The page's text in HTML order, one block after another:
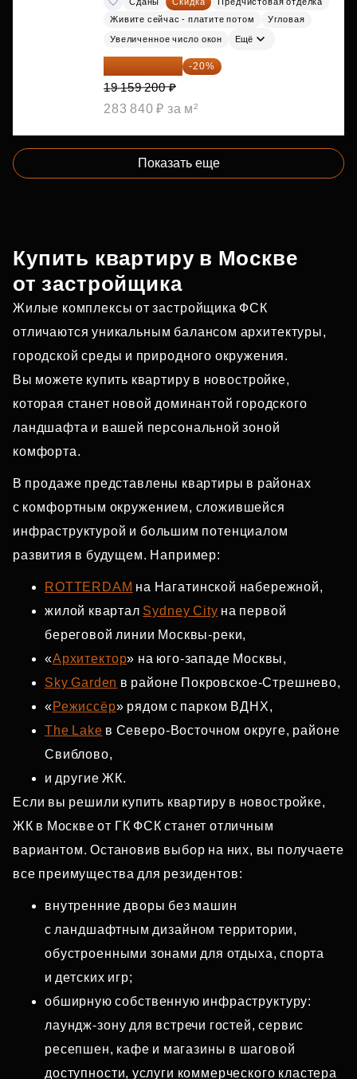
Живите сейчас - платите потом
Угловая
Увеличенное число окон Ещё
15 327 360 ₽ -20%
19 159 200 ₽
283 840 ₽ за м²
Показать еще
Купить квартиру в Москве
от застройщика
Жилые комплексы от застройщика ФСК
отличаются уникальным балансом архитектуры,
городской среды и природного окружения.
Вы можете купить квартиру в новостройке,
которая станет новой доминантой городского
ландшафта и вашей персональной зоной
комфорта.
В продаже представлены квартиры в районах
с комфортным окружением, сложившейся
инфраструктурой и большим потенциалом
развития в будущем. Например:
ROTTERDAM на Нагатинской набережной,
жилой квартал Sydney City на первой
береговой линии Москвы‑реки,
«Архитектор» на юго‑западе Москвы,
Sky Garden в районе Покровское‑Стрешнево,
«Режиссёр» рядом с парком ВДНХ,
The Lake в Северо‑Восточном округе, районе
Свиблово,
и другие ЖК.
Если вы решили купить квартиру в новостройке,
ЖК в Москве от ГК ФСК станет отличным
вариантом. Остановив выбор на них, вы получаете
все преимущества для резидентов:
внутренние дворы без машин
с ландшафтным дизайном территории,
обустроенными зонами для отдыха, спорта
и детских игр;
обширную собственную инфраструктуру:
лаундж‑зону для встречи гостей, сервис
ресепшен, кафе и магазины в шаговой
доступности, услуги коммерческого кластера